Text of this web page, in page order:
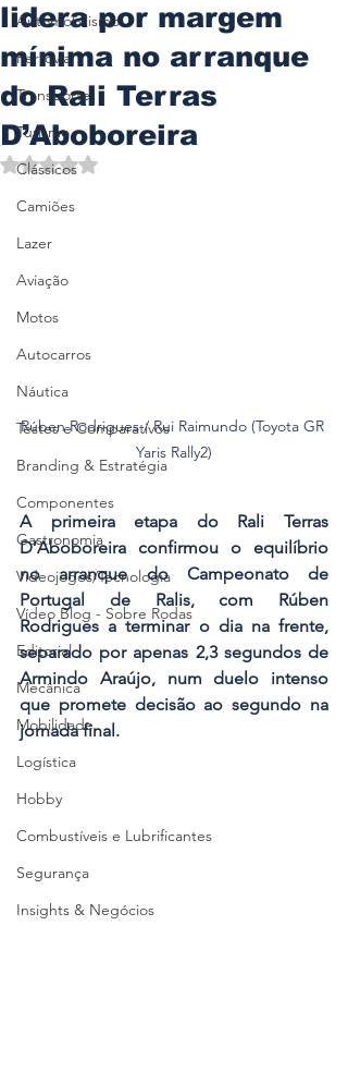
Automobilismo
Ferrovia
Transporte
Turismo
Clássicos
Camiões
Lazer
Aviação
Motos
Autocarros
Náutica
Testes e Comparativos
Branding & Estratégia
Componentes
Gastronomia
Videojogos/Tecnologia
Vídeo Blog - Sobre Rodas
Editorial
Mecânica
Mobilidade
Logística
Hobby
Combustíveis e Lubrificantes
Segurança
Insights & Negócios
lidera por margem
mínima no arranque
do Rali Terras
D’Aboboreira
Avaliado com NaN de 5 estrelas.
Rúben Rodrigues / Rui Raimundo (Toyota GR
Yaris Rally2)
A primeira etapa do Rali Terras
D’Aboboreira confirmou o equilíbrio
no arranque do Campeonato de
Portugal de Ralis, com Rúben
Rodrigues a terminar o dia na frente,
separado por apenas 2,3 segundos de
Armindo Araújo, num duelo intenso
que promete decisão ao segundo na
jornada final.